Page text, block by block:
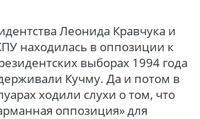
Леонида Кравчука и
находилась в оппозиции к
выборах 1994 года
Кучму. Да и потом в
ходили слухи о том, что
оппозиция» для